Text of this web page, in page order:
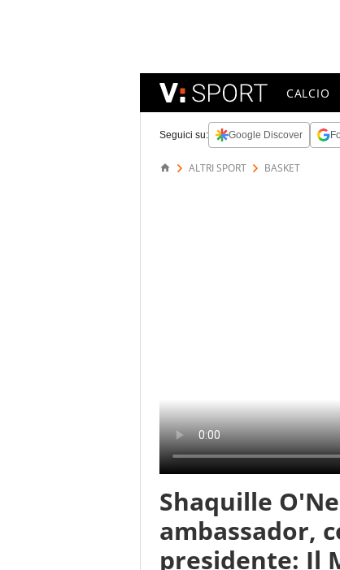
CALCIO
Seguici su: Google Discover
ALTRI SPORT BASKET
Shaquille
ambassador,
presidente: Il